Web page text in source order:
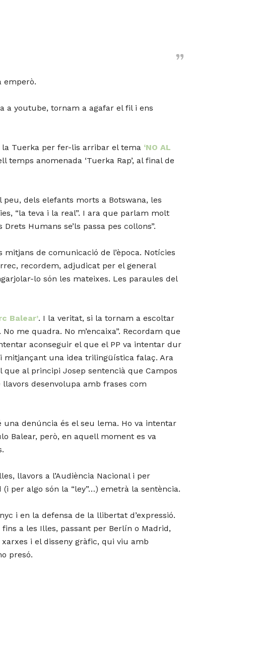
emperò.
a youtube, tornam a agafar el fil i ens
la Tuerka per fer-lis arribar el tema ‘NO AL
anomenada ‘Tuerka Rap’, al final de
dels elefants morts a Botswana, les
“la teva i la real”. I ara que parlam molt
Humans se’ls passa pes collons”.
de comunicació de l’època. Notícies
recordem, adjudicat per el general
lo són les mateixes. Les paraules del
Balear’. I la veritat, si la tornam a escoltar
me quadra. No m’encaixa”. Recordam que
aconseguir el que el PP va intentar dur
mitjançant una idea trilingüística falaç. Ara
al principi Josep sentencià que Campos
desenvolupa amb frases com
denúncia és el seu lema. Ho va intentar
Balear, però, en aquell moment es va
llavors a l’Audiència Nacional i per
per algo són la “ley”…) emetrà la sentència.
i en la defensa de la llibertat d’expressió.
a les Illes, passant per Berlín o Madrid,
i el disseny gràfic, qui viu amb
presó.